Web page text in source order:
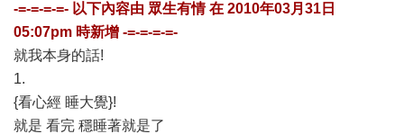
-=-=-=-=- 以下內容由 眾生有情在 2010年03月31日
05:07pm 時新增 -=-=-=-=-
就我本身的話!
1.
{看心經 睡大覺}!
就是 看完 穩睡著就是了